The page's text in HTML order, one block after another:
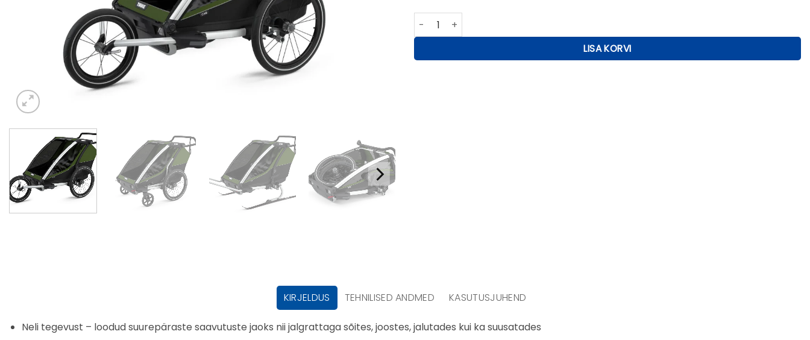
Thule Chariot Cab 2 kogus
LISA KORVI
KIRJELDUS TEHNILISED ANDMED KASUTUSJUHEND
Neli tegevust – loodud suurepäraste saavutuste jaoks nii jalgrattaga sõites, joostes, jalutades kui ka suusatades